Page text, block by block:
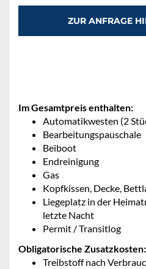
ZUR ANFRAGE
Im Gesamtpreis enthalten:
Automatikwesten (2
Bearbeitungspauschale
Beiboot
Endreinigung
Gas
Kopfkissen, Decke,
Liegeplatz in der
letzte Nacht
Permit / Transitlog
Obligatorische Zusatzkosten:
Treibstoff nach